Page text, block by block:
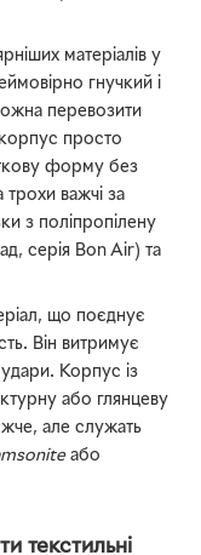
матеріалів у
гнучкий і
перевозити
просто
форму без
трохи важчі за
з поліпропілену
серія Bon Air) та
що поєднує
Він витримує
удари. Корпус із
або глянцеву
але служать
або
текстильні